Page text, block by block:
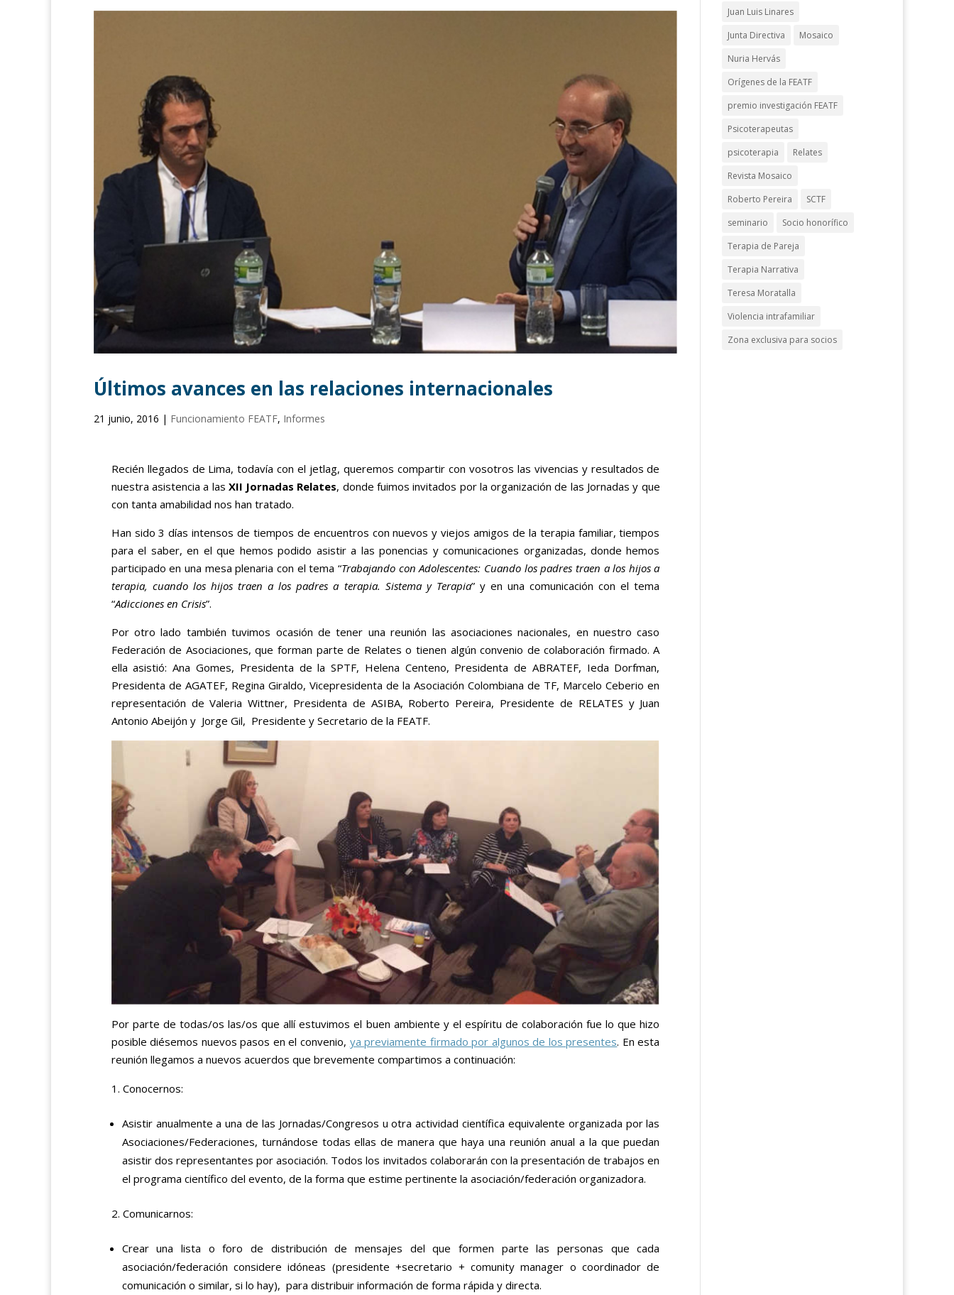
Últimos avances en las relaciones internacionales
21 junio, 2016 | Funcionamiento FEATF, Informes
Recién llegados de Lima, todavía con el jetlag, queremos compartir con vosotros las vivencias y resultados de
nuestra asistencia a las XII Jornadas Relates, donde fuimos invitados por la organización de las Jornadas y que
con tanta amabilidad nos han tratado.
Han sido 3 días intensos de tiempos de encuentros con nuevos y viejos amigos de la terapia familiar, tiempos
para el saber, en el que hemos podido asistir a las ponencias y comunicaciones organizadas, donde hemos
participado en una mesa plenaria con el tema “Trabajando con Adolescentes: Cuando los padres traen a los hijos a
terapia, cuando los hijos traen a los padres a terapia. Sistema y Terapia” y en una comunicación con el tema
“Adicciones en Crisis”.
Por otro lado también tuvimos ocasión de tener una reunión las asociaciones nacionales, en nuestro caso
Federación de Asociaciones, que forman parte de Relates o tienen algún convenio de colaboración firmado. A
ella asistió: Ana Gomes, Presidenta de la SPTF, Helena Centeno, Presidenta de ABRATEF, Ieda Dorfman,
Presidenta de AGATEF, Regina Giraldo, Vicepresidenta de la Asociación Colombiana de TF, Marcelo Ceberio en
representación de Valeria Wittner, Presidenta de ASIBA, Roberto Pereira, Presidente de RELATES y Juan
Antonio Abeijón y Jorge Gil, Presidente y Secretario de la FEATF.
Por parte de todas/os las/os que allí estuvimos el buen ambiente y el espíritu de colaboración fue lo que hizo
posible diésemos nuevos pasos en el convenio, ya previamente firmado por algunos de los presentes. En esta
reunión llegamos a nuevos acuerdos que brevemente compartimos a continuación:
Conocernos:
Asistir anualmente a una de las Jornadas/Congresos u otra actividad científica equivalente organizada por las
Asociaciones/Federaciones, turnándose todas ellas de manera que haya una reunión anual a la que puedan
asistir dos representantes por asociación. Todos los invitados colaborarán con la presentación de trabajos en
el programa científico del evento, de la forma que estime pertinente la asociación/federación organizadora.
Comunicarnos:
Crear una lista o foro de distribución de mensajes del que formen parte las personas que cada
asociación/federación considere idóneas (presidente +secretario + comunity manager o coordinador de
comunicación o similar, si lo hay), para distribuir información de forma rápida y directa.
Juan Luis Linares
Junta Directiva
Mosaico
Nuria Hervás
Orígenes de la FEATF
premio investigación FEATF
Psicoterapeutas
psicoterapia
Relates
Revista Mosaico
Roberto Pereira
SCTF
seminario
Socio honorífico
Terapia de Pareja
Terapia Narrativa
Teresa Moratalla
Violencia intrafamiliar
Zona exclusiva para socios